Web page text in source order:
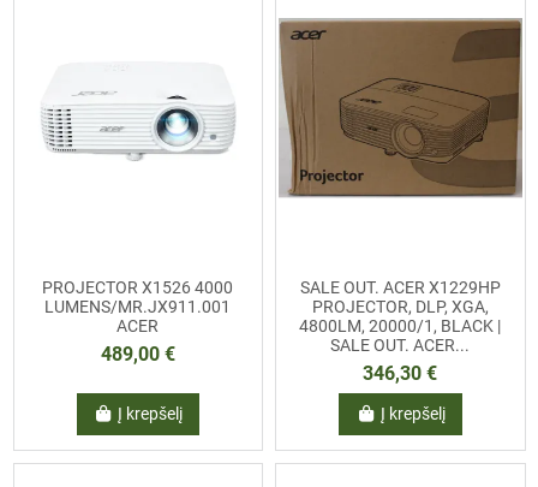
PROJECTOR X1526 4000
LUMENS/MR.JX911.001
ACER
489,00 €
Į krepšelį
SALE OUT. ACER X1229HP
PROJECTOR, DLP, XGA,
4800LM, 20000/1, BLACK |
SALE OUT. ACER...
346,30 €
Į krepšelį